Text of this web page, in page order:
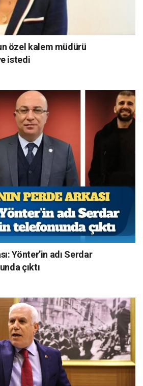
özel kalem müdürü
istedi
Yönter’in adı Serdar
çıktı